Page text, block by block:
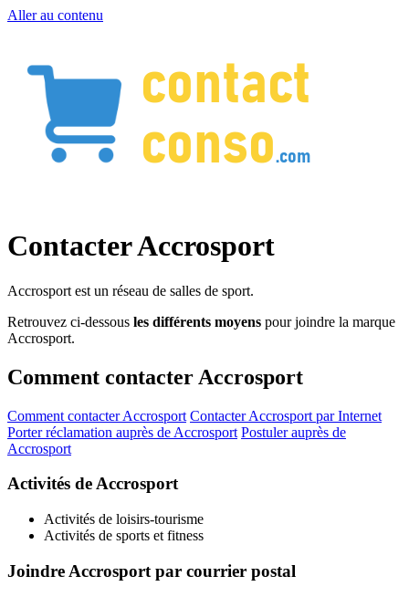
Aller au contenu
Contacter Accrosport
Accrosport est un réseau de salles de sport.
Retrouvez ci-dessous les différents moyens pour joindre la marque
Accrosport.
Comment contacter Accrosport
Comment contacter Accrosport Contacter Accrosport par Internet
Porter réclamation auprès de Accrosport Postuler auprès de
Accrosport
Activités de Accrosport
Activités de loisirs-tourisme
Activités de sports et fitness
Joindre Accrosport par courrier postal